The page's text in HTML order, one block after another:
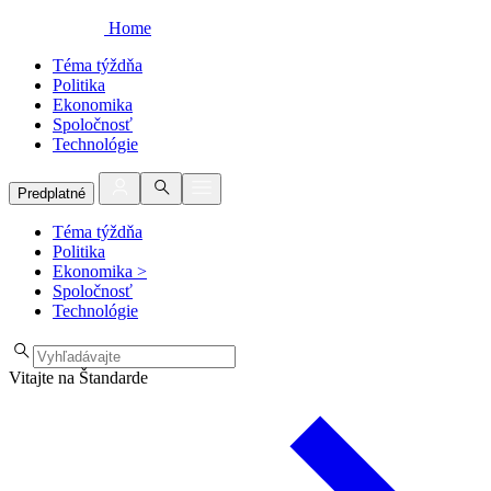
Home
Téma týždňa
Politika
Ekonomika
Spoločnosť
Technológie
Predplatné
Téma týždňa
Politika
Ekonomika >
Spoločnosť
Technológie
Vitajte na Štandarde